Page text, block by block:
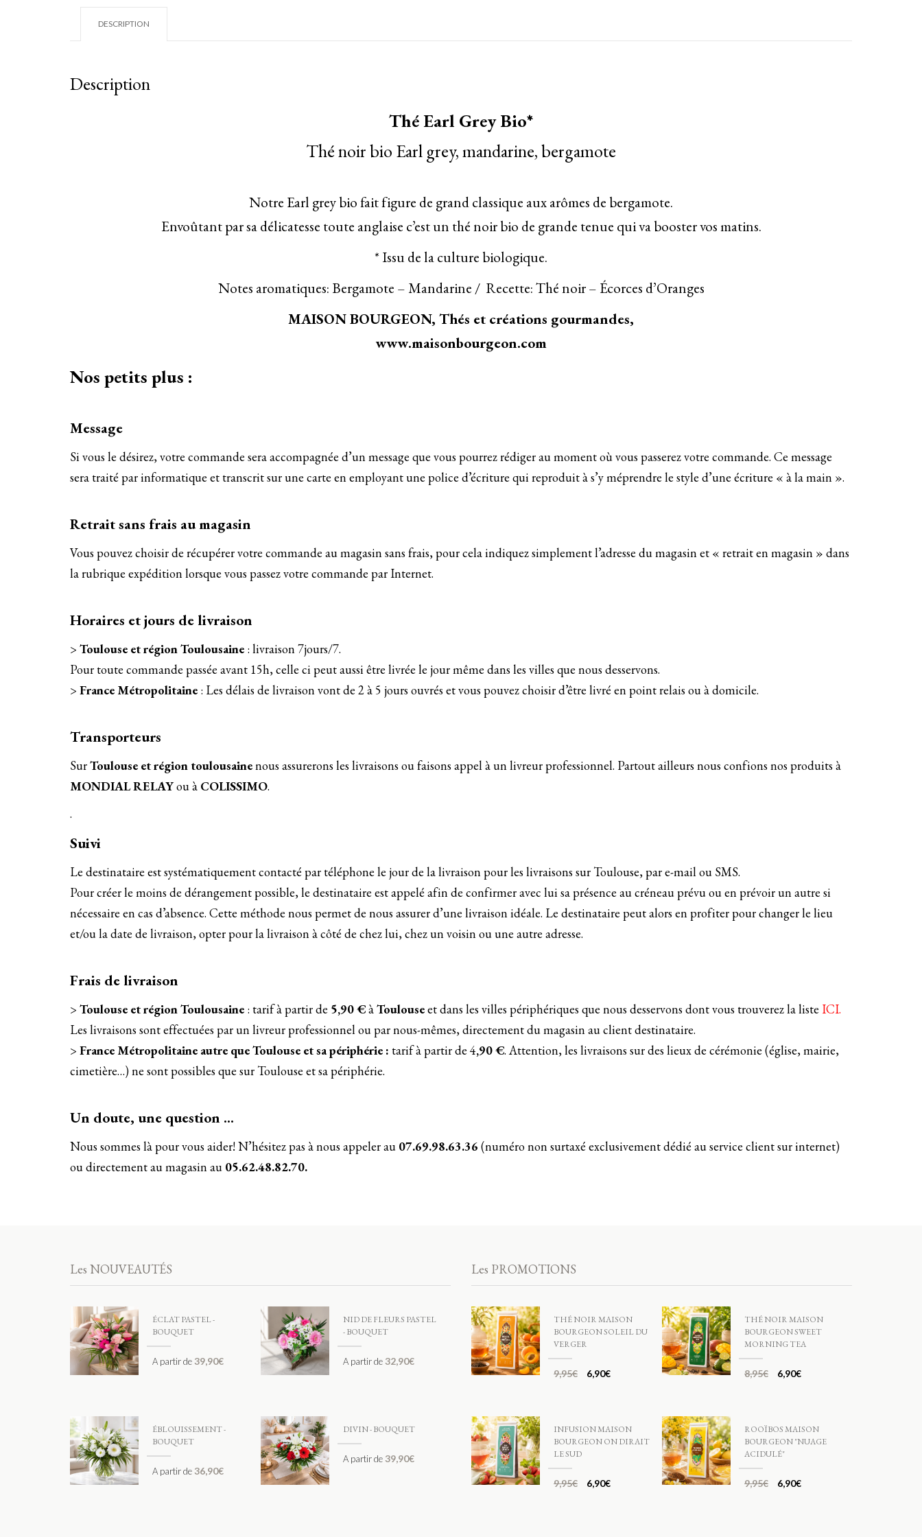
DESCRIPTION
Description
Thé Earl Grey Bio*
Thé noir bio Earl grey, mandarine, bergamote
Notre Earl grey bio fait figure de grand classique aux arômes de bergamote.
Envoûtant par sa délicatesse toute anglaise c’est un thé noir bio de grande tenue qui va booster vos matins.
* Issu de la culture biologique.
Notes aromatiques: Bergamote – Mandarine / Recette: Thé noir – Écorces d’Oranges
MAISON BOURGEON, Thés et créations gourmandes,
www.maisonbourgeon.com
Nos petits plus :
Message
Si vous le désirez, votre commande sera accompagnée d’un message que vous pourrez rédiger au moment où vous passerez votre commande. Ce message
sera traité par informatique et transcrit sur une carte en employant une police d’écriture qui reproduit à s’y méprendre le style d’une écriture « à la main ».
Retrait sans frais au magasin
Vous pouvez choisir de récupérer votre commande au magasin sans frais, pour cela indiquez simplement l’adresse du magasin et « retrait en magasin » dans
la rubrique expédition lorsque vous passez votre commande par Internet.
Horaires et jours de livraison
> Toulouse et région Toulousaine : livraison 7jours/7.
Pour toute commande passée avant 15h, celle ci peut aussi être livrée le jour même dans les villes que nous desservons.
> France Métropolitaine : Les délais de livraison vont de 2 à 5 jours ouvrés et vous pouvez choisir d’être livré en point relais ou à domicile.
Transporteurs
SurToulouse et région toulousainenous assurerons les livraisons ou faisons appel à un livreur professionnel. Partout ailleurs nous confions nos produits à
MONDIAL RELAYou à COLISSIMO.
.
Suivi
Le destinataire est systématiquement contacté par téléphone le jour de la livraison pour les livraisons sur Toulouse, par e-mail ou SMS.
Pour créer le moins de dérangement possible, le destinataire est appelé afin de confirmer avec lui sa présence au créneau prévu ou en prévoir un autre si
nécessaire en cas d’absence. Cette méthode nous permet de nous assurer d’une livraison idéale. Le destinataire peut alors en profiter pour changer le lieu
et/ou la date de livraison, opter pour la livraison à côté de chez lui, chez un voisin ou une autre adresse.
Frais de livraison
> Toulouse et région Toulousaine : tarif à partir de 5,90 €àToulouseet dans les villes périphériques que nous desservons dont vous trouverez la liste ICI.
Les livraisons sont effectuées par un livreur professionnel ou par nous-mêmes, directement du magasin au client destinataire.
> France Métropolitaine autre que Toulouse et sa périphérie : tarif à partir de 4,90 €. Attention, les livraisons sur des lieux de cérémonie (église, mairie,
cimetière…) ne sont possibles que sur Toulouse et sa périphérie.
Un doute, une question …
Nous sommes là pour vous aider! N’hésitez pas à nous appeler au 07.69.98.63.36 (numéro non surtaxé exclusivement dédié au service client sur internet)
ou directement au magasin au 05.62.48.82.70.
Les NOUVEAUTÉS
ÉCLAT PASTEL -
BOUQUET
A partir de39,90€
NID DE FLEURS PASTEL
- BOUQUET
A partir de32,90€
ÉBLOUISSEMENT -
BOUQUET
A partir de36,90€
DIVIN - BOUQUET
A partir de39,90€
Les PROMOTIONS
THÉ NOIR MAISON
BOURGEON SOLEIL DU
VERGER
9,95€ 6,90€
THÉ NOIR MAISON
BOURGEON SWEET
MORNING TEA
8,95€ 6,90€
INFUSION MAISON
BOURGEON ON DIRAIT
LE SUD
9,95€ 6,90€
ROOÏBOS MAISON
BOURGEON "NUAGE
ACIDULÉ"
9,95€ 6,90€